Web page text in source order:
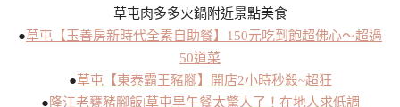
草屯肉多多火鍋附近景點美食
●草屯【玉善房新時代全素自助餐】150元吃到飽超佛心～超過
50道菜
●草屯【東泰霸王豬腳】開店2小時秒殺~超狂
●隆江老甕豬腳飯|草屯早午餐太驚人了！在地人求低調